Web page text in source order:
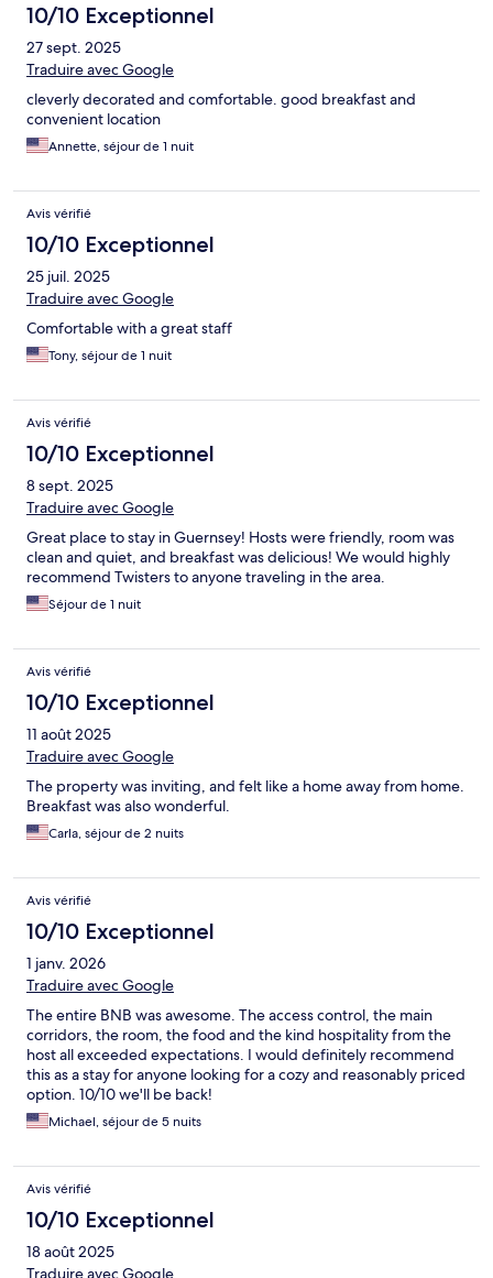
10/10 Exceptionnel
27 sept. 2025
Traduire avec Google
cleverly decorated and comfortable. good breakfast and
convenient location
Annette, séjour de 1 nuit
Avis vérifié
10/10 Exceptionnel
25 juil. 2025
Traduire avec Google
Comfortable with a great staff
Tony, séjour de 1 nuit
Avis vérifié
10/10 Exceptionnel
8 sept. 2025
Traduire avec Google
Great place to stay in Guernsey! Hosts were friendly, room was
clean and quiet, and breakfast was delicious! We would highly
recommend Twisters to anyone traveling in the area.
Séjour de 1 nuit
Avis vérifié
10/10 Exceptionnel
11 août 2025
Traduire avec Google
The property was inviting, and felt like a home away from home.
Breakfast was also wonderful.
Carla, séjour de 2 nuits
Avis vérifié
10/10 Exceptionnel
1 janv. 2026
Traduire avec Google
The entire BNB was awesome. The access control, the main
corridors, the room, the food and the kind hospitality from the
host all exceeded expectations. I would definitely recommend
this as a stay for anyone looking for a cozy and reasonably priced
option. 10/10 we'll be back!
Michael, séjour de 5 nuits
Avis vérifié
10/10 Exceptionnel
18 août 2025
Traduire avec Google